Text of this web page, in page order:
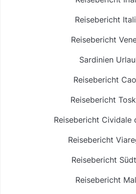
Reisebericht
Reisebericht
Sardinien
Reisebericht
Reisebericht
Reisebericht Cividale
Reisebericht
Reisebericht
Reisebericht